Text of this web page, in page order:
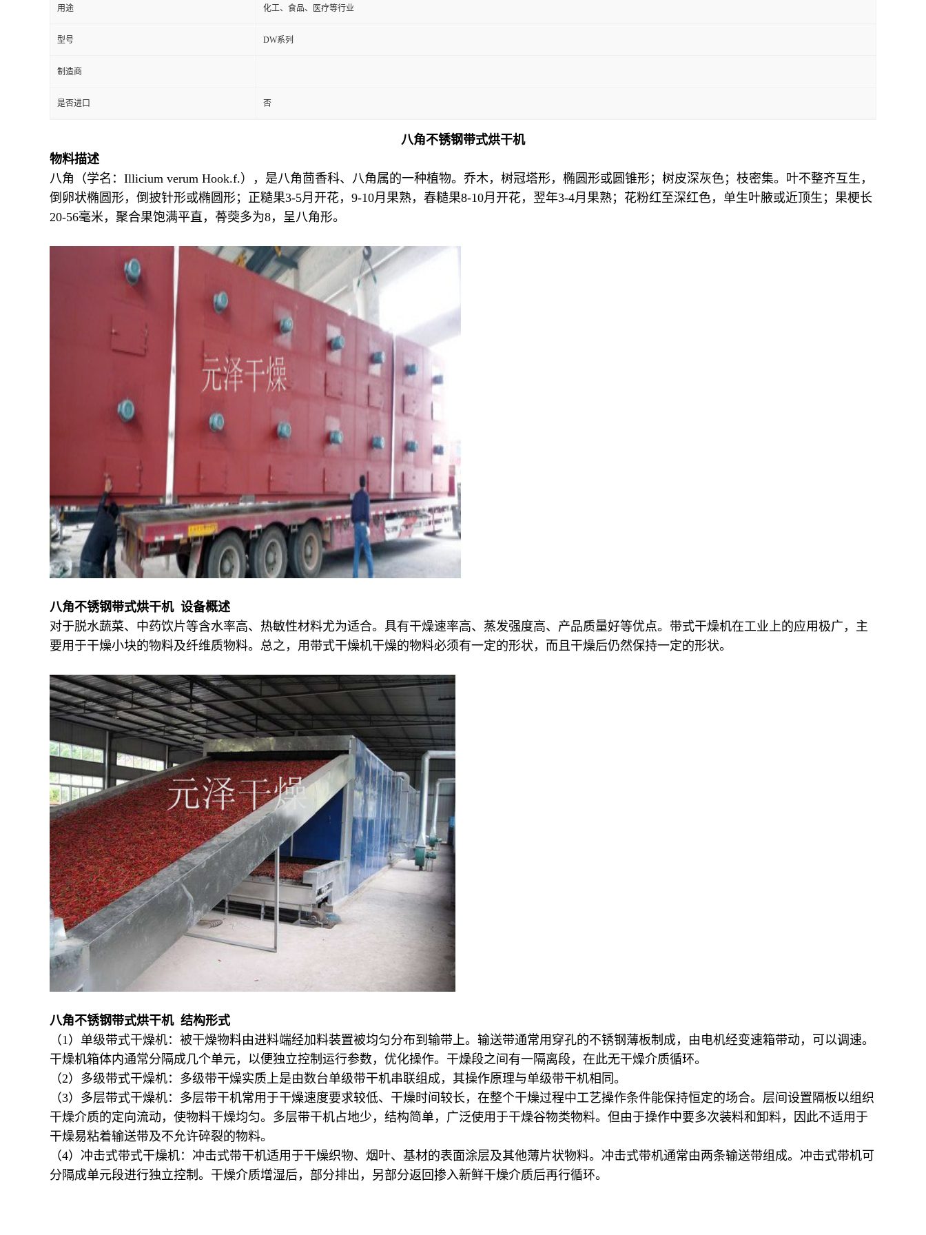
用途 化工、食品、医疗等行业
型号 DW系列
制造商
是否进口 否
八角不锈钢带式烘干机
物料描述
八角（学名：Illicium verum Hook.f.），是八角茴香科、八角属的一种植物。乔木，树冠塔形，椭圆形或圆锥形；树皮深灰色；枝密集。叶不整齐互生，
倒卵状椭圆形，倒披针形或椭圆形；正糙果3-5月开花，9-10月果熟，春糙果8-10月开花，翌年3-4月果熟；花粉红至深红色，单生叶腋或近顶生；果梗长
20-56毫米，聚合果饱满平直，蓇葖多为8，呈八角形。
八角不锈钢带式烘干机 设备概述
对于脱水蔬菜、中药饮片等含水率高、热敏性材料尤为适合。具有干燥速率高、蒸发强度高、产品质量好等优点。带式干燥机在工业上的应用极广，主
要用于干燥小块的物料及纤维质物料。总之，用带式干燥机干燥的物料必须有一定的形状，而且干燥后仍然保持一定的形状。
八角不锈钢带式烘干机 结构形式
（1）单级带式干燥机：被干燥物料由进料端经加料装置被均匀分布到输带上。输送带通常用穿孔的不锈钢薄板制成，由电机经变速箱带动，可以调速。
干燥机箱体内通常分隔成几个单元，以便独立控制运行参数，优化操作。干燥段之间有一隔离段，在此无干燥介质循环。
（2）多级带式干燥机：多级带干燥实质上是由数台单级带干机串联组成，其操作原理与单级带干机相同。
（3）多层带式干燥机：多层带干机常用于干燥速度要求较低、干燥时间较长，在整个干燥过程中工艺操作条件能保持恒定的场合。层间设置隔板以组织
干燥介质的定向流动，使物料干燥均匀。多层带干机占地少，结构简单，广泛使用于干燥谷物类物料。但由于操作中要多次装料和卸料，因此不适用于
干燥易粘着输送带及不允许碎裂的物料。
（4）冲击式带式干燥机：冲击式带干机适用于干燥织物、烟叶、基材的表面涂层及其他薄片状物料。冲击式带机通常由两条输送带组成。冲击式带机可
分隔成单元段进行独立控制。干燥介质增湿后，部分排出，另部分返回掺入新鲜干燥介质后再行循环。